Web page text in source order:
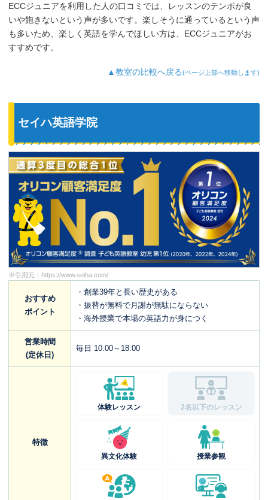
ECCジュニアを利用した人の口コミでは、レッスンのテンポが良
いや飽きないという声が多いです。楽しそうに通っているという声
も多いため、楽しく英語を学んでほしい方は、ECCジュニアがお
すすめです。
▲教室の比較へ戻る(ページ上部へ移動します)
セイハ英語学院
※引用元： https://www.seiha.com/
おすすめ
ポイント
・創業39年と長い歴史がある
・振替が無料で月謝が無駄にならない
・海外授業で本場の英語力が身につく
営業時間
(定休日)
毎日 10:00～18:00
特徴
体験レッスン 2名以下のレッスン
異文化体験 授業参観